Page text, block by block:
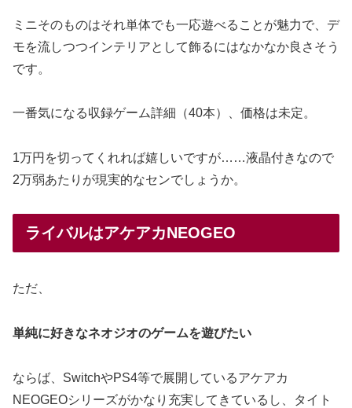
ミニそのものはそれ単体でも一応遊べることが魅力で、デ
モを流しつつインテリアとして飾るにはなかなか良さそう
です。
一番気になる収録ゲーム詳細（40本）、価格は未定。
1万円を切ってくれれば嬉しいですが……液晶付きなので
2万弱あたりが現実的なセンでしょうか。
ライバルはアケアカNEOGEO
ただ、
単純に好きなネオジオのゲームを遊びたい
ならば、SwitchやPS4等で展開しているアケアカ
NEOGEOシリーズがかなり充実してきているし、タイト